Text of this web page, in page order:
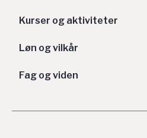
Kurser og aktiviteter
Løn og vilkår
Fag og viden